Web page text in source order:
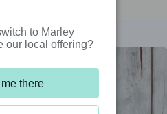
to Marley
our local offering?
there